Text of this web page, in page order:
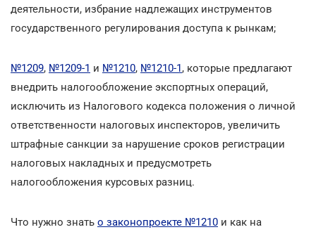
деятельности, избрание надлежащих инструментов
государственного регулирования доступа к рынкам;
№1209, №1209-1 и №1210, №1210-1, которые предлагают
внедрить налогообложение экспортных операций,
исключить из Налогового кодекса положения о личной
ответственности налоговых инспекторов, увеличить
штрафные санкции за нарушение сроков регистрации
налоговых накладных и предусмотреть
налогообложения курсовых разниц.
Что нужно знать о законопроекте №1210 и как на